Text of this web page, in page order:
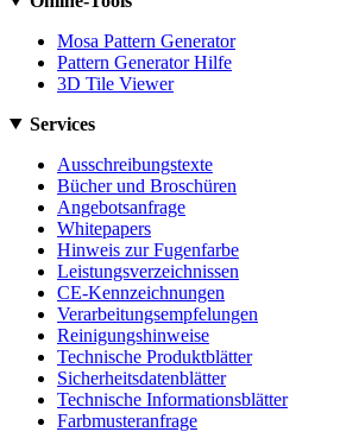
Mosa Pattern Generator
Pattern Generator Hilfe
3D Tile Viewer
Services
Ausschreibungstexte
Bücher und Broschüren
Angebotsanfrage
Whitepapers
Hinweis zur Fugenfarbe
Leistungsverzeichnissen
CE-Kennzeichnungen
Verarbeitungsempfelungen
Reinigungshinweise
Technische Produktblätter
Sicherheitsdatenblätter
Technische Informationsblätter
Farbmusteranfrage